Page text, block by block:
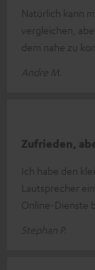
Natürlich kann
vergleichen,
dem nahe zu
Andre M.
Zufrieden,
Ich habe den
Lautsprecher
Online-Dienste
Stephan P.